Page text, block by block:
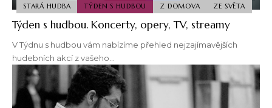
STARÁ HUDBA
TÝDEN S HUDBOU Z DOMOVA ZE SVĚTA
Týden s hudbou. Koncerty, opery, TV, streamy
V Týdnu s hudbou vám nabízíme přehled nejzajímavějších
hudebních akcí z vašeho…